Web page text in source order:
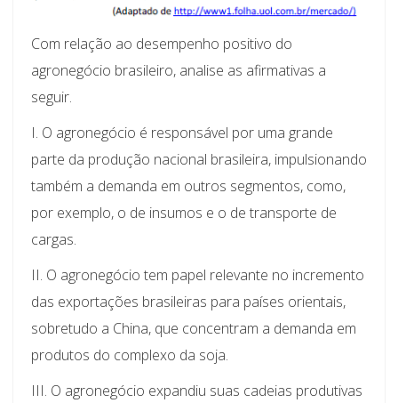
Com relação ao desempenho positivo do
agronegócio brasileiro, analise as afirmativas a
seguir.
I. O agronegócio é responsável por uma grande
parte da produção nacional brasileira, impulsionando
também a demanda em outros segmentos, como,
por exemplo, o de insumos e o de transporte de
cargas.
II. O agronegócio tem papel relevante no incremento
das exportações brasileiras para países orientais,
sobretudo a China, que concentram a demanda em
produtos do complexo da soja.
III. O agronegócio expandiu suas cadeias produtivas